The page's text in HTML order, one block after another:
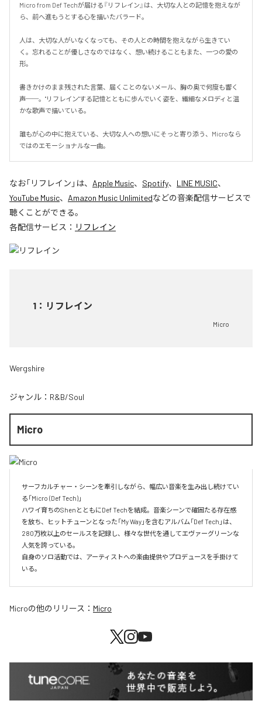
Micro from Def Techが届ける『リフレイン』は、大切な人との記憶を抱えなが
ら、前へ進もうとする心を描いたバラード。
人は、大切な人がいなくなっても、その人との時間を抱えながら生きてい
く。忘れることが優しさなのではなく、想い続けることもまた、一つの愛の
形。
書きかけのまま残された言葉、届くことのないメール、胸の奥で何度も響く
声──。"リフレイン"する記憶とともに歩んでいく姿を、繊細なメロディと温
かな歌声で描いている。
誰もが心の中に抱えている、大切な人への想いにそっと寄り添う、Microなら
ではのエモーショナルな一曲。
なお「リフレイン 」は、 Apple Music、 Spotify、 LINE MUSIC、
YouTube Music、 Amazon Music Unlimitedなどの音楽配信サービスで
聴くことができる。
各配信サービス： リフレイン
1 ： リフレイン
Micro
Wergshire
ジャンル： R&B/Soul
Micro
サーフカルチャー・シーンを牽引しながら、幅広い音楽を生み出し続けてい
る「Micro (Def Tech)」
ハワイ育ちのShenとともにDef Techを結成。音楽シーンで確固たる存在感
を放ち、ヒットチューンとなった「My Way」を含むアルバム「Def Tech」は、
280万枚以上のセールスを記録し、様々な世代を通してエヴァーグリーンな
人気を誇っている。
自身のソロ活動では、アーティストへの楽曲提供やプロデュースを手掛けて
いる。
Microの他のリリース： Micro